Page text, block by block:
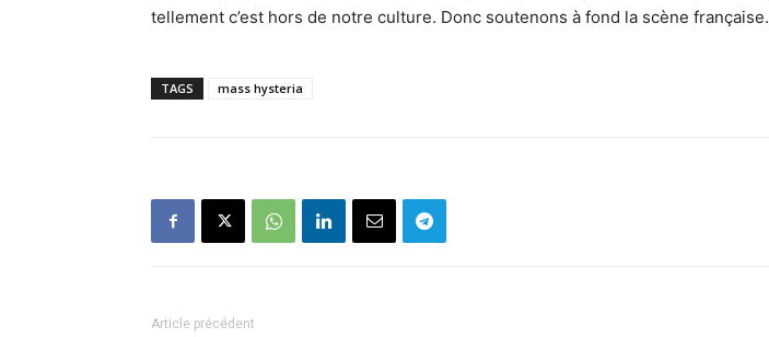
tellement c’est hors de notre culture. Donc soutenons à fond la scène française.
TAGS mass hysteria
Article précédent